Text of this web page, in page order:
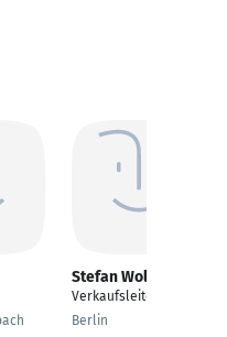
Stefan Wolf
Verkaufsleiter
Berlin